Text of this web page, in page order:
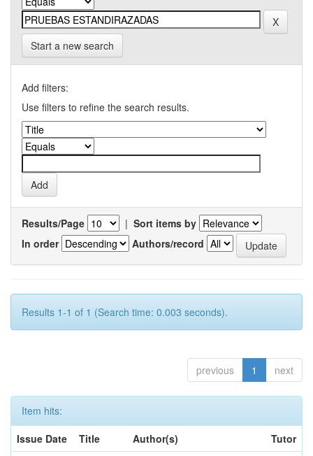
Start a new search
Add filters:
Use filters to refine the search results.
Results/Page | Sort items by
In order
Authors/record
Results 1-1 of 1 (Search time: 0.003 seconds).
previous 1 next
Item hits:
Issue Date
Title Author(s)
Tutor